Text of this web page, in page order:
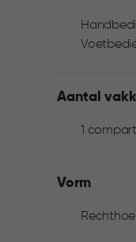
Aantal
filter
1
Vorm
Vorm